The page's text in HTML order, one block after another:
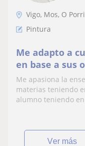
Vigo, Mos, O
Pintura
Me adapto a
en base a sus
cualquier
plástico/
Me apasiona la
materias teniendo
alumno teniendo
ver más